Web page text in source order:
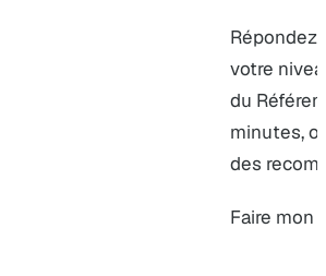
Répondez
votre
du
minutes,
des
Faire mon